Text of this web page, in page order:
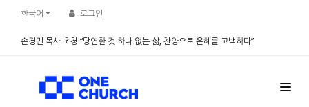
한국어 로그인
손경민 목사 초청 “당연한 것 하나 없는 삶, 찬양으로 은혜를 고백하다”